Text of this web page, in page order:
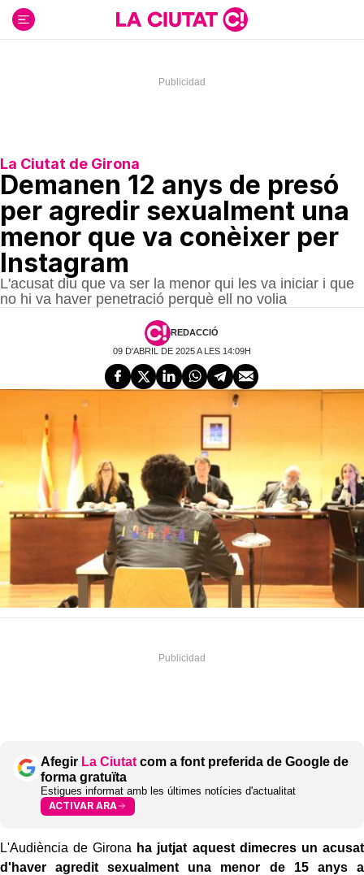
contenido
La Ciutat de Girona
Demanen 12 anys de presó
per agredir sexualment una
menor que va conèixer per
Instagram
L'acusat diu que va ser la menor qui les va iniciar i que
no hi va haver penetració perquè ell no volia
REDACCIÓ
09 D'ABRIL DE 2025 A LES 14:09H
Afegir La Ciutat com a font preferida de Google de
forma gratuïta
Estigues informat amb les últimes notícies d'actualitat
ACTIVAR ARA
L'Audiència de Girona ha jutjat aquest dimecres un acusat
d'haver agredit sexualment una menor de 15 anys a